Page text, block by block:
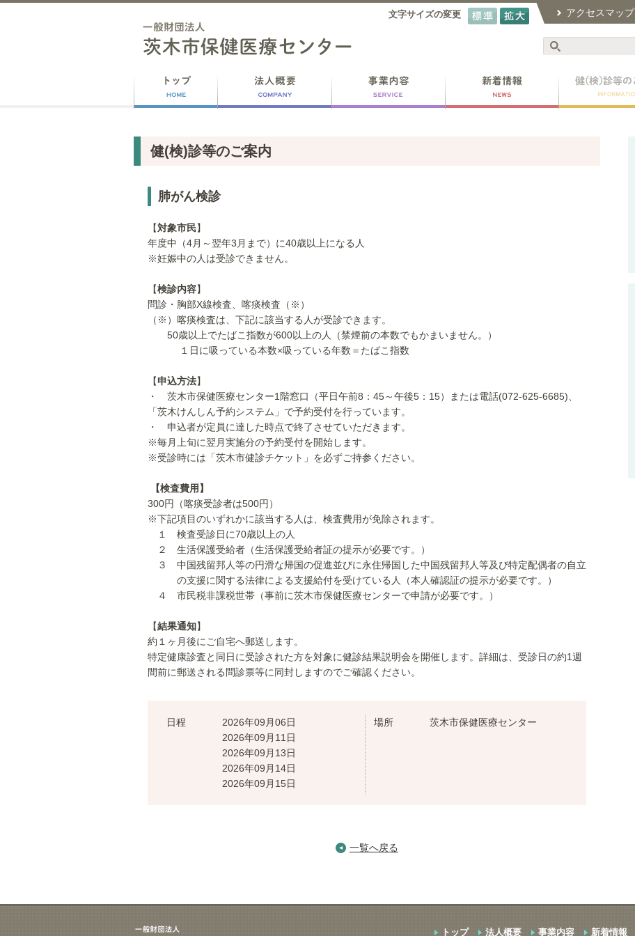
アクセスマップ
文字サイズの変更
健(検)診等のご案内
肺がん検診
【対象市民】
年度中（4月～翌年3月まで）に40歳以上になる人
※妊娠中の人は受診できません。
【検診内容】
問診・胸部X線検査、喀痰検査（※）
（※）喀痰検査は、下記に該当する人が受診できます。
50歳以上でたばこ指数が600以上の人（禁煙前の本数でもかまいません。）
１日に吸っている本数×吸っている年数＝たばこ指数
【申込方法】
・ 茨木市保健医療センター1階窓口（平日午前8：45～午後5：15）または電話(072-625-6685)、
「茨木けんしん予約システム」で予約受付を行っています。
・ 申込者が定員に達した時点で終了させていただきます。
※毎月上旬に翌月実施分の予約受付を開始します。
※受診時には「茨木市健診チケット」を必ずご持参ください。
【検査費用】
300円（喀痰受診者は500円）
※下記項目のいずれかに該当する人は、検査費用が免除されます。
１ 検査受診日に70歳以上の人
２ 生活保護受給者（生活保護受給者証の提示が必要です。）
３ 中国残留邦人等の円滑な帰国の促進並びに永住帰国した中国残留邦人等及び特定配偶者の自立
の支援に関する法律による支援給付を受けている人（本人確認証の提示が必要です。）
４ 市民税非課税世帯（事前に茨木市保健医療センターで申請が必要です。）
【結果通知】
約１ヶ月後にご自宅へ郵送します。
特定健康診査と同日に受診された方を対象に健診結果説明会を開催します。詳細は、受診日の約1週
間前に郵送される問診票等に同封しますのでご確認ください。
日程
2026年09月06日
2026年09月11日
2026年09月13日
2026年09月14日
2026年09月15日
場所 茨木市保健医療センター
一覧へ戻る
トップ 法人概要 事業内容 新着情報